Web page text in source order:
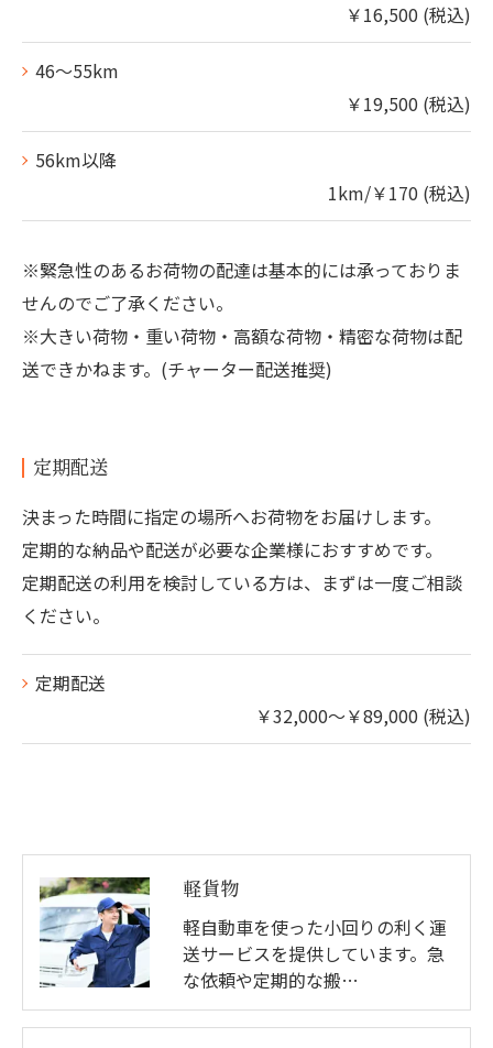
￥16,500 (税込)
46～55km
￥19,500 (税込)
56km以降
1km/￥170 (税込)
※緊急性のあるお荷物の配達は基本的には承っておりま
せんのでご了承ください。
※大きい荷物・重い荷物・高額な荷物・精密な荷物は配
送できかねます。(チャーター配送推奨)
定期配送
決まった時間に指定の場所へお荷物をお届けします。
定期的な納品や配送が必要な企業様におすすめです。
定期配送の利用を検討している方は、まずは一度ご相談
ください。
定期配送
￥32,000～￥89,000 (税込)
軽貨物
軽自動車を使った小回りの利く運
送サービスを提供しています。急
な依頼や定期的な搬…